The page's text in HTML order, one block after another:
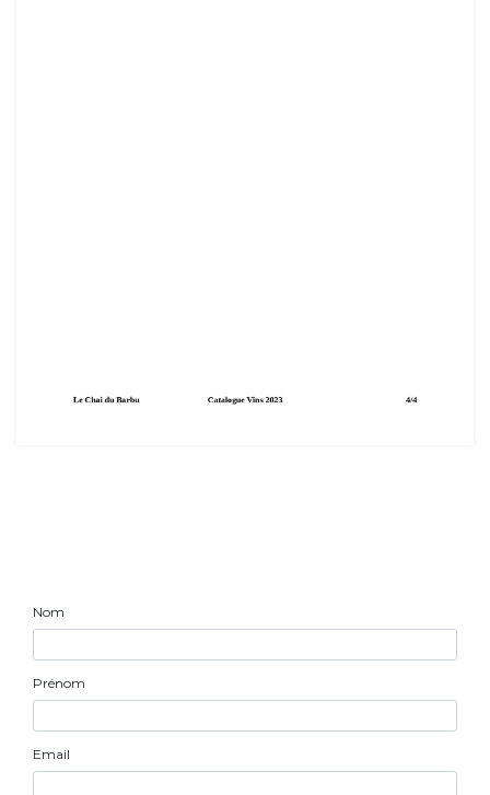
Nom
Prénom
Email